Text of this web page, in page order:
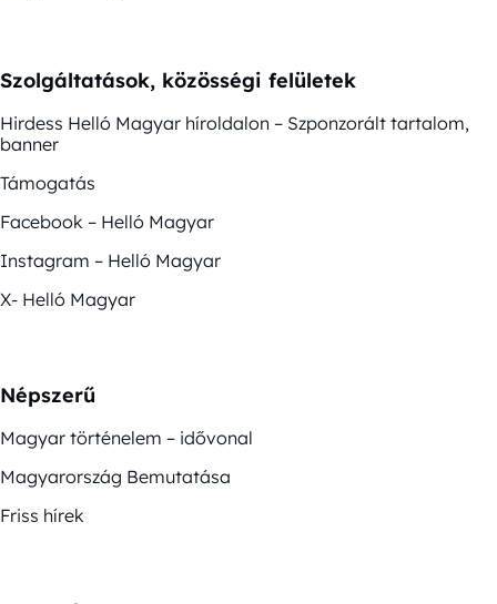
Szolgáltatások, közösségi felületek
Hirdess Helló Magyar híroldalon – Szponzorált tartalom,
banner
Támogatás
Facebook – Helló Magyar
Instagram – Helló Magyar
X- Helló Magyar
Népszerű
Magyar történelem – idővonal
Magyarország Bemutatása
Friss hírek